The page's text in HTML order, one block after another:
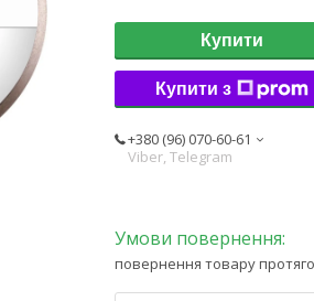
Купити
Купити з
+380 (96) 070-60-61
Viber, Telegram
повернення товару